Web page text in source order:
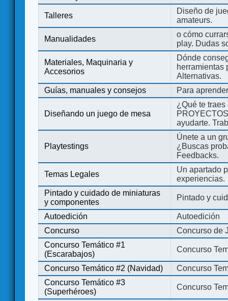
Talleres
Diseño de
amateurs.
Manualidades
o cómo
play. Dudas
Materiales, Maquinaria y
Accesorios
Dónde
herramientas
Alternativas.
Guías, manuales y consejos
Para
Diseñando un juego de mesa
¿Qué te
ayudarte.
Playtestings
Únete a un
¿Buscas
Feedbacks.
Temas Legales
Un apartado
experiencias.
Pintado y cuidado de miniaturas
y componentes
Pintado y
Autoedición
Autoedición
Concurso
Concurso de
Concurso Temático #1
(Escarabajos)
Concurso
Concurso Temático #2 (Navidad)
Concurso
Concurso Temático #3
(Superhéroes)
Concurso